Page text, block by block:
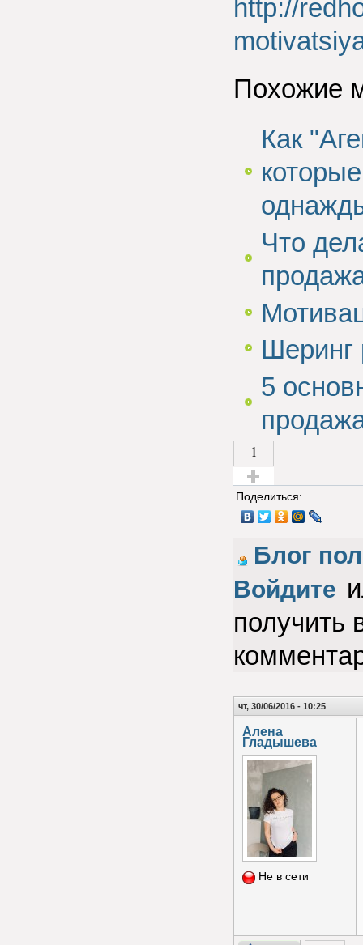
http://
Похожие
Как
Что
Шеринг
5
1
Голос за!
Поделиться:
Блог
Войдите
получить
чт, 30/06/2016 - 10:25
Алена
Гладышева
Не в сети